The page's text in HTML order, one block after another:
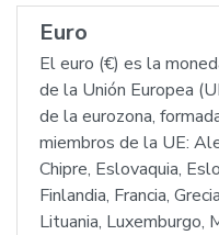
Euro
El euro (€) es la
de la Unión Europea
de la eurozona,
miembros de la UE:
Chipre, Eslovaquia,
Finlandia, Francia,
Lituania, Luxemburgo,